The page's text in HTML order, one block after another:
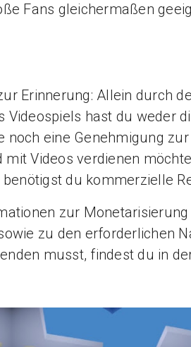
Fans gleichermaßen
Erinnerung: Allein durch
Videospiels hast du weder
noch eine Genehmigung
mit Videos verdienen
benötigst du kommerzielle
zur
zu den erforderlichen
musst, findest du in